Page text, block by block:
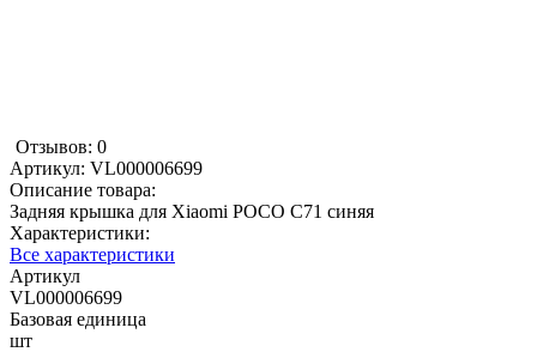
Отзывов: 0
Артикул: VL000006699
Описание товара:
Задняя крышка для Xiaomi POCO C71 синяя
Характеристики:
Все характеристики
Артикул
VL000006699
Базовая единица
шт